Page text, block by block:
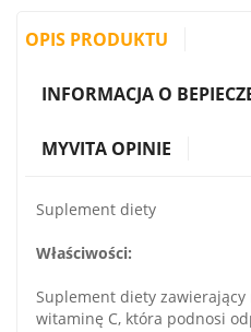
OPIS PRODUKTU
INFORMACJA O
MYVITA OPINIE
Suplement diety
Właściwości:
Suplement diety zawierający
witaminę C, która podnosi